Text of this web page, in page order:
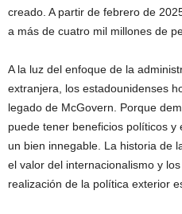
creado. A partir de febrero de
a más de cuatro mil millones de
A la luz del enfoque de la
extranjera, los estadounidenses
legado de McGovern. Porque
puede tener beneficios políticos
un bien innegable. La historia de
el valor del internacionalismo y
realización de la política exterior